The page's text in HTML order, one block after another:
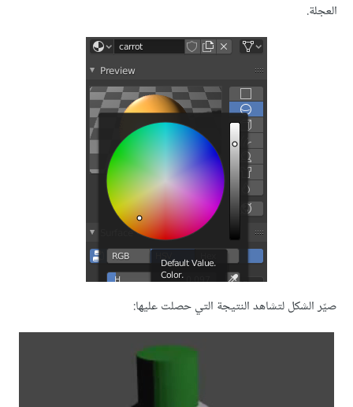
العجلة.
صيّر الشكل لتشاهد النتيجة التي حصلت عليها: